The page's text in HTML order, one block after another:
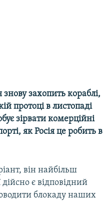
захопить кораблі,
протоці в листопаді
зірвати комерційні
як Росія це робить в
він найбільш
є відповідний
блокаду наших